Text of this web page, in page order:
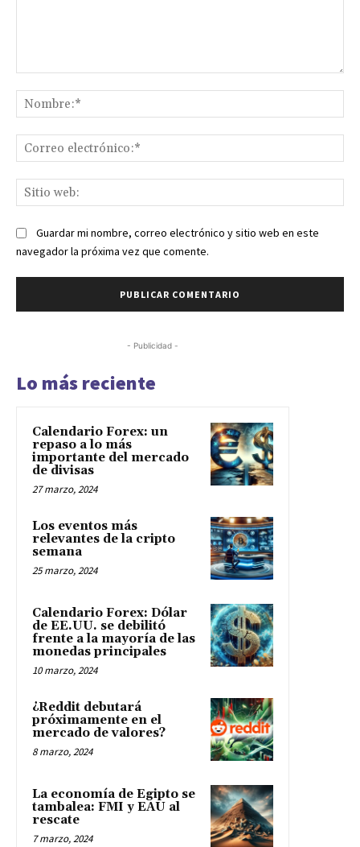
Guardar mi nombre, correo electrónico y sitio web en este
navegador la próxima vez que comente.
- Publicidad -
Lo más reciente
Calendario Forex: un
repaso a lo más
importante del mercado
de divisas
27 marzo, 2024
Los eventos más
relevantes de la cripto
semana
25 marzo, 2024
Calendario Forex: Dólar
de EE.UU. se debilitó
frente a la mayoría de las
monedas principales
10 marzo, 2024
¿Reddit debutará
próximamente en el
mercado de valores?
8 marzo, 2024
La economía de Egipto se
tambalea: FMI y EAU al
rescate
7 marzo, 2024